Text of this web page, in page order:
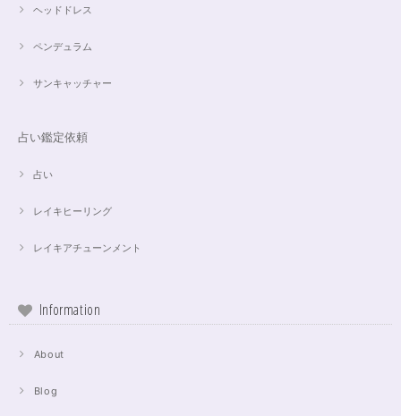
ヘッドドレス
ペンデュラム
サンキャッチャー
占い鑑定依頼
占い
レイキヒーリング
レイキアチューンメント
Information
About
Blog